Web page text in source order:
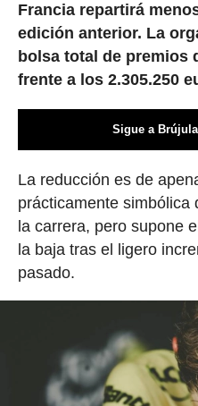
Francia repartirá
edición anterior. La
bolsa total de premios
frente a los 2.305.250
Sigue a
La reducción es de
prácticamente simbólica
la carrera, pero supone
la baja tras el ligero
pasado.